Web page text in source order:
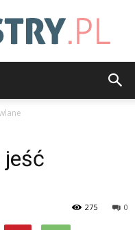
jeść
0
275